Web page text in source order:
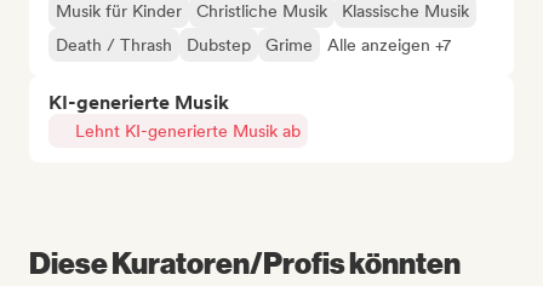
Musik für Kinder Christliche Musik
Klassische Musik
Death / Thrash
Dubstep Grime Alle anzeigen +7
KI-generierte Musik
Lehnt KI-generierte Musik ab
Diese Kuratoren/Profis könnten